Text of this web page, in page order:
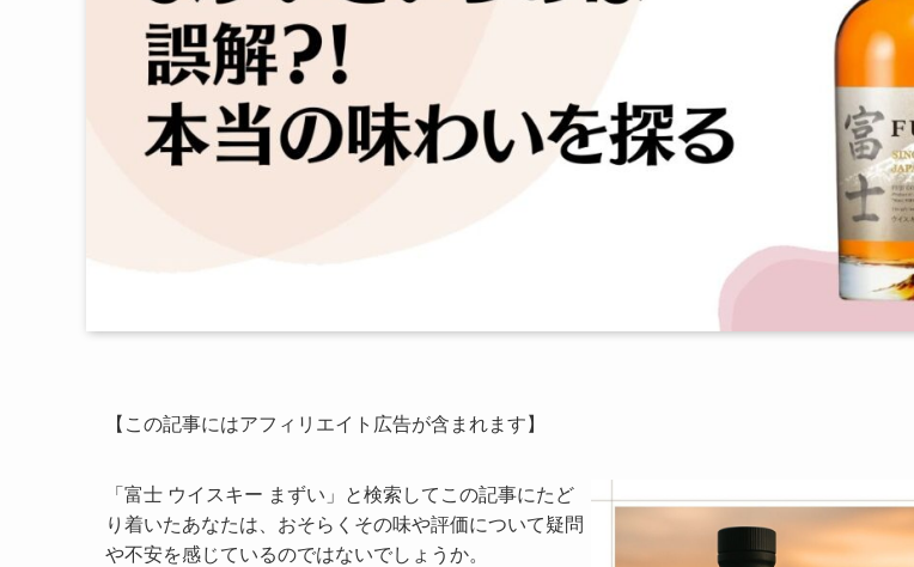
【この記事にはアフィリエイト広告が含まれます】
「富士 ウイスキー まずい」と検索してこの記事にたど
り着いたあなたは、おそらくその味や評価について疑問
や不安を感じているのではないでしょうか。